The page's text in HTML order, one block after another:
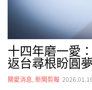
十四年磨一愛
返台尋根盼圓夢
關愛消息,新聞剪報